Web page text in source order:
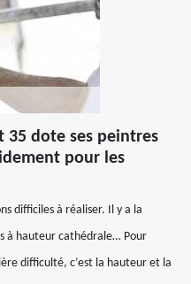
35 dote ses peintres
pour les
difficiles à réaliser. Il y a la
à hauteur cathédrale… Pour
difficulté, c’est la hauteur et la